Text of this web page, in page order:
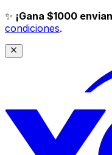
✨ ¡Gana $1000
condiciones.